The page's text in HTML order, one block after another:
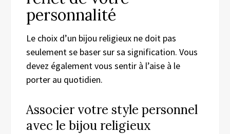
personnalité
Le choix d’un bijou religieux ne doit pas
seulement se baser sur sa signification. Vous
devez également vous sentir à l’aise à le
porter au quotidien.
Associer votre style personnel
avec le bijou religieux